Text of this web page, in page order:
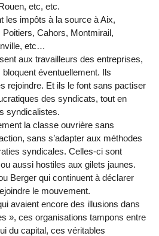
etc, etc.
les impôts à la source à Aix,
Cahors, Montmirail,
etc…
aux travailleurs des entreprises,
éventuellement. Ils
rejoindre. Et ils le font sans pactiser
des syndicats, tout en
syndicalistes.
la classe ouvrière sans
sans s’adapter aux méthodes
syndicales. Celles-ci sont
aussi hostiles aux gilets jaunes.
Berger qui continuent à déclarer
le mouvement.
avaient encore des illusions dans
», ces organisations tampons entre
du capital, ces véritables